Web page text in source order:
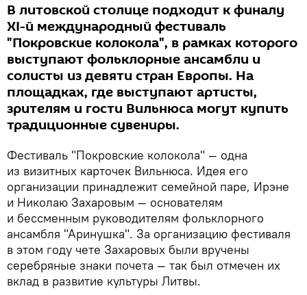
В литовской столице подходит к финалу
ХI-й международный фестиваль
"Покровские колокола", в рамках которого
выступают фольклорные ансамбли и
солисты из девяти стран Европы. На
площадках, где выступают артисты,
зрителям и гости Вильнюса могут купить
традиционные сувениры.
Фестиваль "Покровские колокола" — одна
из визитных карточек Вильнюса. Идея его
организации принадлежит семейной паре, Ирэне
и Николаю Захаровым — основателям
и бессменным руководителям фольклорного
ансамбля "Аринушка". За организацию фестиваля
в этом году чете Захаровых были вручены
серебряные знаки почета — так был отмечен их
вклад в развитие культуры Литвы.